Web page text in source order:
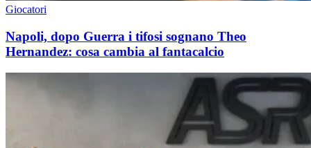
Giocatori
Napoli, dopo Guerra i tifosi sognano Theo
Hernandez: cosa cambia al fantacalcio